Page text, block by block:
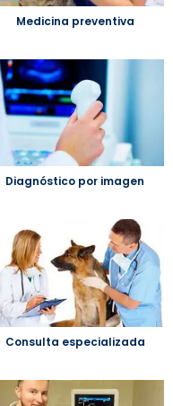
Medicina preventiva
Diagnóstico por imagen
Consulta especializada